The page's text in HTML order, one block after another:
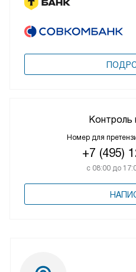
Контроль
Номер для
+7 (495)
с 08:00 до